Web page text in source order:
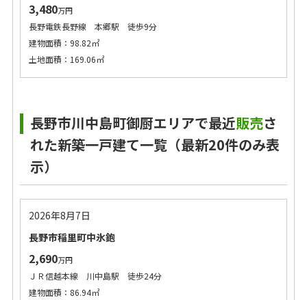
3,480万円
長野電鉄長野線 本郷駅 徒歩9分
建物面積：98.82㎡
土地面積：169.06㎡
長野市川中島町御厨エリアで最近販売さ
れた新築一戸建て一覧（最新20件のみ表
示）
2026年8月7日
長野市稲里町中氷鉋
2,690万円
ＪＲ信越本線 川中島駅 徒歩24分
建物面積：86.94㎡